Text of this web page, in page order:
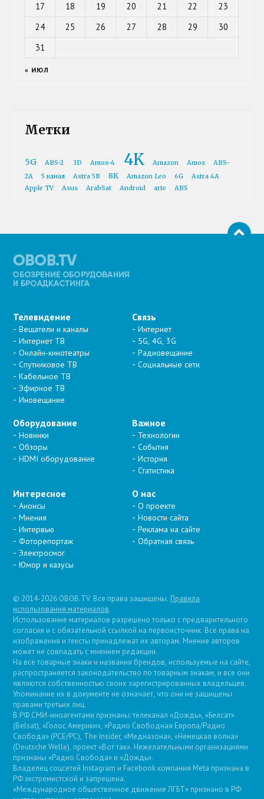
17
18 19 20 21 22
23
24
25 26 27 28 29
30
31
« ИЮЛ
Метки
5G ABS-2 3D Amos-4 4K Amazon Amos
ABS-
2A
5 канал Astra 5B 8K Amazon Leo 6G
Astra 4A
Apple TV
Asus ArabSat Android arte ABS
Телевидение
Вещатели и каналы
Интернет ТВ
Онлайн-кинотеатры
Спутниковое ТВ
Кабельное ТВ
Эфирное ТВ
Иновещание
Связь
Интернет
5G, 4G, 3G
Радиовещание
Социальные сети
Оборудование
Новинки
Обзоры
HDMI оборудование
Важное
Технологии
События
История
Статистика
Интересное
Анонсы
Мнения
Интервью
Фоторепортаж
Электросмог
Юмор и казусы
О нас
О проекте
Новости сайта
Реклама на сайте
Обратная связь
© 2014-2026 OBOB.TV. Все права защищены. Правила
использования материалов.
Использование материалов разрешено только с предварительного
согласия и с обязательной ссылкой на первоисточник. Все права на
изображения и тексты принадлежат их авторам. Мнение авторов
может не совпадать с мнением редакции.
На все товарные знаки и названия брендов, используемые на сайте,
распространяется законодательство по товарным знакам, и все они
являются собственностью своих зарегистрированных владельцев.
Упоминание их в документе не означает, что они не защищены
правами третьих лиц.
В РФ СМИ-иноагентами признаны: телеканал «Дождь», «Белсат»
(Belsat), «Голос Америки», «Радио Свободная Европа/Радио
Свобода» (PCE/PC), The Insider, «Медиазона», «Немецкая волна»
(Deutsche Welle), проект «Вот так». Нежелательными организациями
признаны «Радио Свобода» и «Дождь».
Владелец соцсетей Instagram и Facebook компания Metа признана в
РФ экстремистской и запрещена.
«Международное общественное движение ЛГБТ» признано в РФ